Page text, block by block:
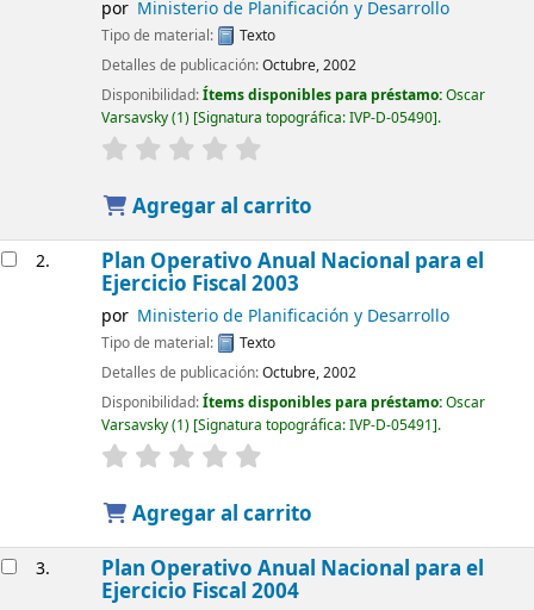
por Ministerio de Planificación y Desarrollo
Tipo de material:
Texto
Detalles de publicación:Octubre, 2002
Disponibilidad:Ítems disponibles para préstamo:Oscar
Varsavsky(1) Signatura topográfica:IVP-D-05490 .
Agregar al carrito
2. Plan Operativo Anual Nacional para el
Ejercicio Fiscal 2003
por Ministerio de Planificación y Desarrollo
Tipo de material:
Texto
Detalles de publicación:Octubre, 2002
Disponibilidad:Ítems disponibles para préstamo:Oscar
Varsavsky(1) Signatura topográfica:IVP-D-05491 .
Agregar al carrito
3. Plan Operativo Anual Nacional para el
Ejercicio Fiscal 2004